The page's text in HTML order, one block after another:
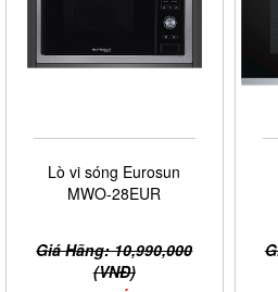
Lò vi sóng Eurosun
MWO-28EUR
Giá Hãng: 10,990,000
(VNĐ)